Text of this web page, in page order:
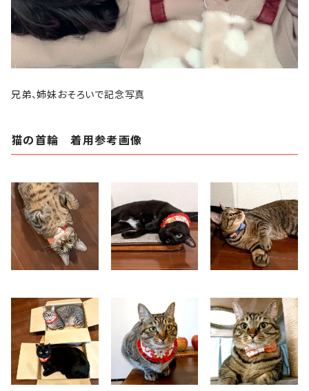
兄弟、姉妹おそろいで記念写真
猫の首輪 着用参考画像